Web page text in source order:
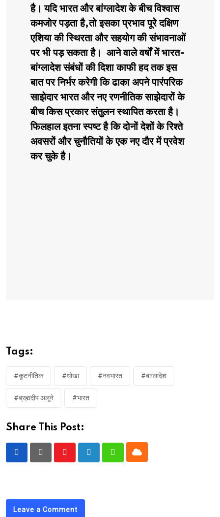
है। यदि भारत और बांग्लादेश के बीच विश्वास
कमजोर पड़ता है,तो इसका प्रभाव पूरे दक्षिण
एशिया की स्थिरता और सहयोग की संभावनाओं
पर भी पड़ सकता है। आने वाले वर्षों में भारत-
बांग्लादेश संबंधों की दिशा काफी हद तक इस
बात पर निर्भर करेगी कि ढाका अपने पारंपरिक
साझेदार भारत और नए रणनीतिक साझेदारों के
बीच किस प्रकार संतुलन स्थापित करता है।
फिलहाल इतना स्पष्ट है कि दोनों देशों के रिश्ते
अवसरों और चुनौतियों के एक नए दौर में प्रवेश
कर चुके है।
Tags:
#कूटनीतिक #धोखा #नवभारत #बांग्लादेश
#ब्रह्मदीप अलूने #भारत
Share This Post:
Youtube LinkedIn WhatsappCloud
Leave a Comment